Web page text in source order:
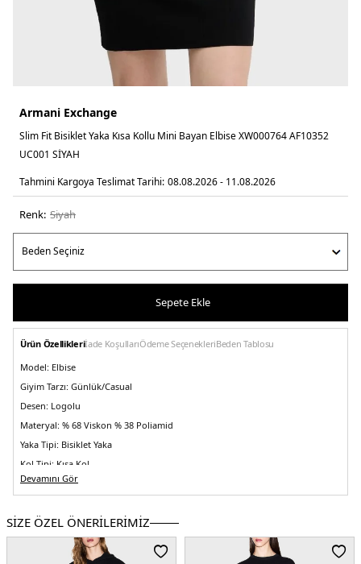
Armani Exchange
Slim Fit Bisiklet Yaka Kısa Kollu Mini Bayan Elbise XW000764 AF10352
UC001 SİYAH
Tahmini Kargoya Teslimat Tarihi: 08.08.2026 - 11.08.2026
Renk: si̇yah
Sepete Ekle
Ürün Özellikleriİade KoşullarıÖdeme SeçenekleriBeden Tablosu
Model: Elbise
Giyim Tarzı: Günlük/Casual
Desen: Logolu
Materyal: % 68 Viskon % 38 Poliamid
Yaka Tipi: Bisiklet Yaka
Kol Tipi: Kısa Kol
Boy:Mini
Menşei:Çin
Detaylar:Yaka Kısmında Logo
5DK2XW000764AF10352UC001.07
Devamını Gör
SİZE ÖZEL ÖNERİLERİMİZ